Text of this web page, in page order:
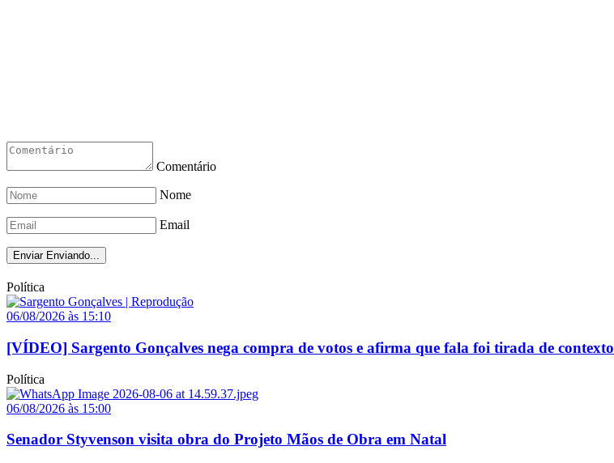
Comentário
Nome
Email
Enviar Enviando...
Política
06/08/2026 às 15:10
[VÍDEO] Sargento Gonçalves nega compra de votos e afirma que fala foi tirada de contexto
Política
06/08/2026 às 15:00
Senador Styvenson visita obra do Projeto Mãos de Obra em Natal